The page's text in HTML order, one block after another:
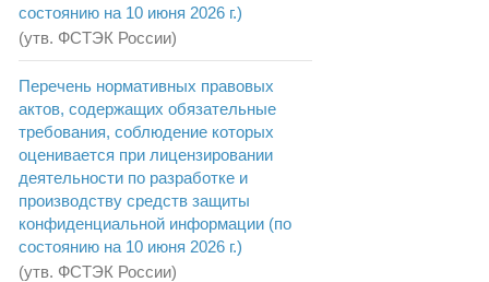
состоянию на 10 июня 2026 г.)
(утв. ФСТЭК России)
Перечень нормативных правовых
актов, содержащих обязательные
требования, соблюдение которых
оценивается при лицензировании
деятельности по разработке и
производству средств защиты
конфиденциальной информации (по
состоянию на 10 июня 2026 г.)
(утв. ФСТЭК России)